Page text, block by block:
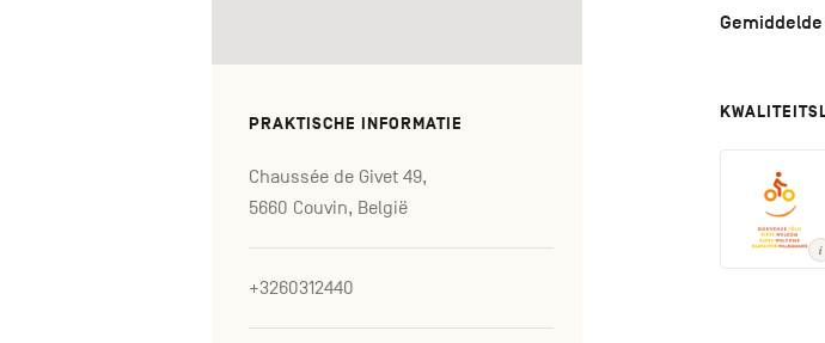
PRAKTISCHE INFORMATIE
Chaussée de Givet 49,
5660 Couvin, België
+3260312440